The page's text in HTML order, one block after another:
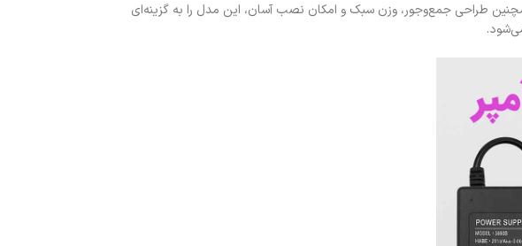
طراحی جمع‌وجور، وزن سبک و امکان نصب آسان، این مدل را به گزینه‌ای